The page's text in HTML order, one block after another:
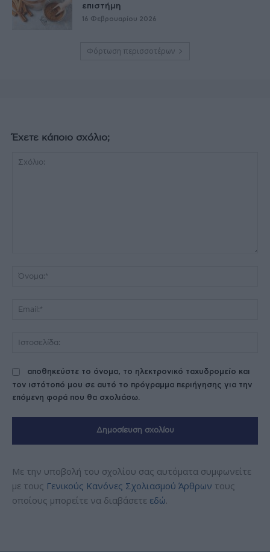
επιστήμη
16 Φεβρουαρίου 2026
Φόρτωση περισσοτέρων
Έχετε κάποιο σχόλιο;
αποθηκεύστε το όνομα, το ηλεκτρονικό ταχυδρομείο και
τον ιστότοπό μου σε αυτό το πρόγραμμα περιήγησης για την
επόμενη φορά που θα σχολιάσω.
Με την υποβολή του σχολίου σας αυτόματα συμφωνείτε
με τους Γενικούς Κανόνες Σχολιασμού Άρθρων τους
οποίους μπορείτε να διαβάσετε εδώ.